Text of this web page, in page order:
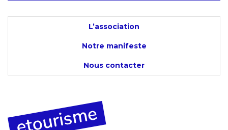
L’association
Notre manifeste
Nous contacter